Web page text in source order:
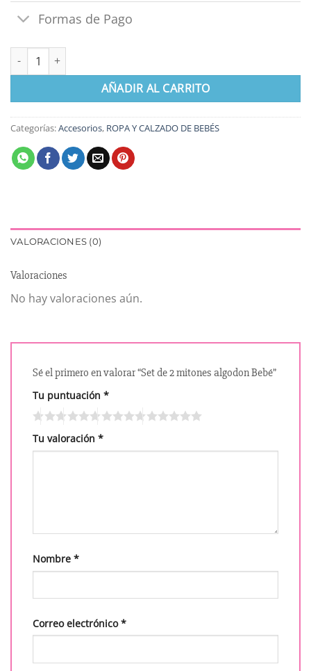
Formas de Pago
Set de 2 mitones algodon Bebé cantidad
AÑADIR AL CARRITO
Categorías:Accesorios, ROPA Y CALZADO DE BEBÉS
VALORACIONES (0)
Valoraciones
No hay valoraciones aún.
Sé el primero en valorar “Set de 2 mitones algodon Bebé”
Tu puntuación *
Tu valoración *
Nombre *
Correo electrónico*